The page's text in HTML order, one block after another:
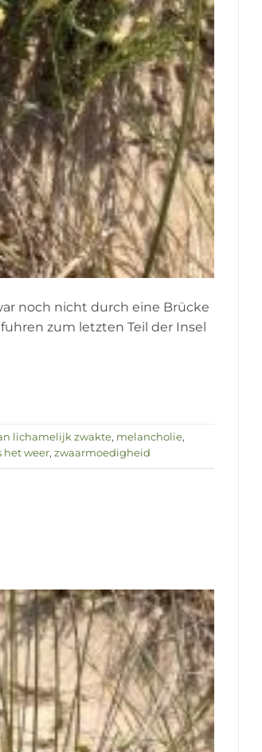
noch nicht durch eine Brücke
zum letzten Teil der Insel
lichamelijk zwakte, melancholie,
het weer, zwaarmoedigheid